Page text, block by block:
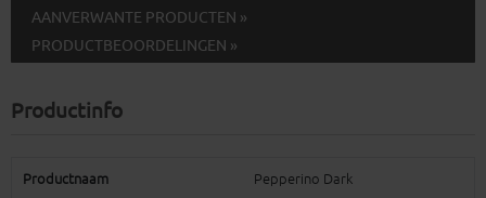
AANVERWANTE PRODUCTEN »
PRODUCTBEOORDELINGEN »
Productinfo
Productnaam Pepperino Dark